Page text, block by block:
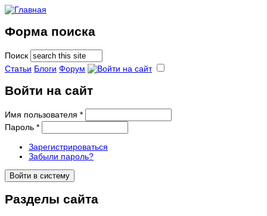
Форма поиска
Поиск
Статьи Блоги Форум
Войти на сайт
Имя пользователя *
Пароль *
Зарегистрироваться
Забыли пароль?
Разделы сайта